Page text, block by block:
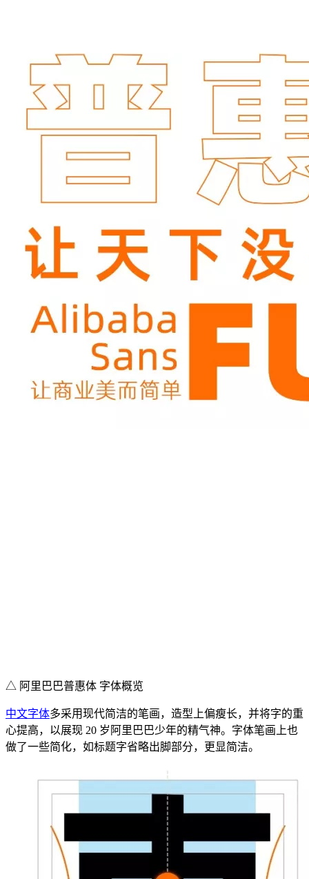
△ 阿里巴巴普惠体 字体概览
中文字体多采用现代简洁的笔画，造型上偏瘦长，并将字的重
心提高，以展现 20 岁阿里巴巴少年的精气神。字体笔画上也
做了一些简化，如标题字省略出脚部分，更显简洁。